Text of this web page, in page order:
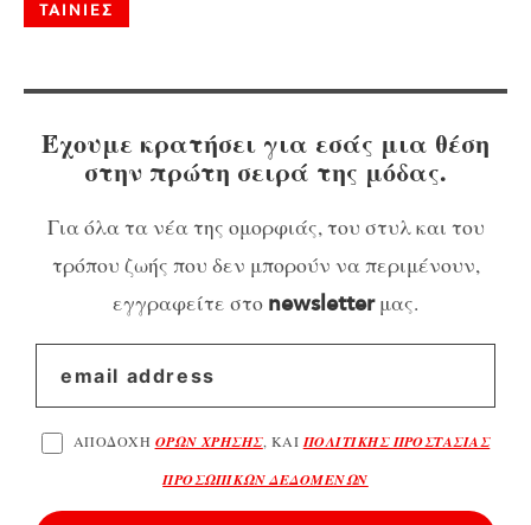
ΤΑΙΝΙΕΣ
Έχουμε κρατήσει για εσάς μια θέση
στην πρώτη σειρά της μόδας.
Για όλα τα νέα της ομορφιάς, του στυλ και του
τρόπου ζωής που δεν μπορούν να περιμένουν,
εγγραφείτε στο newsletterμας.
ΑΠΟΔΟΧΗ ΟΡΩΝ ΧΡΗΣΗΣ, ΚΑΙ ΠΟΛΙΤΙΚΗΣ ΠΡΟΣΤΑΣΙΑΣ
ΠΡΟΣΩΠΙΚΩΝ ΔΕΔΟΜΕΝΩΝ